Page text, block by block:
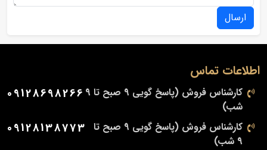
ارسال
اطلاعات تماس
کارشناس فروش (پاسخ گویی 9 صبح تا 9
شب)
09128698266
کارشناس فروش (پاسخ گویی 9 صبح تا
9 شب)
09128138773